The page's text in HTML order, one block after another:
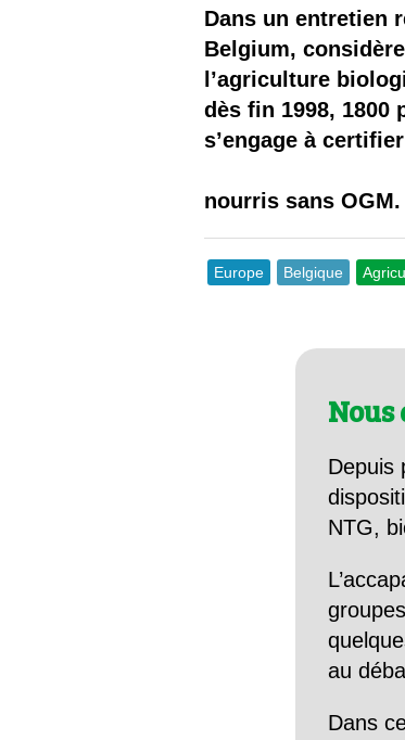
Dans un entretien
Belgium,
l’agriculture
dès fin 1998, 1800
s’engage à
nourris sans OGM.
Europe Belgique
Nous
Depuis
NTG,
au
Dans